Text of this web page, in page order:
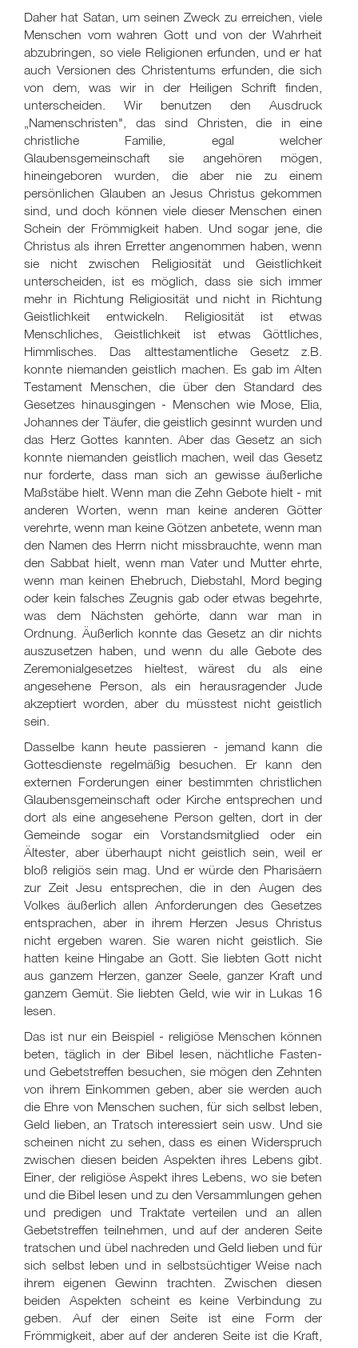
Daher hat Satan, um seinen Zweck zu erreichen, viele
Menschen vom wahren Gott und von der Wahrheit
abzubringen, so viele Religionen erfunden, und er hat
auch Versionen des Christentums erfunden, die sich
von dem, was wir in der Heiligen Schrift finden,
unterscheiden. Wir benutzen den Ausdruck
„Namenschristen", das sind Christen, die in eine
christliche Familie, egal welcher
Glaubensgemeinschaft sie angehören mögen,
hineingeboren wurden, die aber nie zu einem
persönlichen Glauben an Jesus Christus gekommen
sind, und doch können viele dieser Menschen einen
Schein der Frömmigkeit haben. Und sogar jene, die
Christus als ihren Erretter angenommen haben, wenn
sie nicht zwischen Religiosität und Geistlichkeit
unterscheiden, ist es möglich, dass sie sich immer
mehr in Richtung Religiosität und nicht in Richtung
Geistlichkeit entwickeln. Religiosität ist etwas
Menschliches, Geistlichkeit ist etwas Göttliches,
Himmlisches. Das alttestamentliche Gesetz z.B.
konnte niemanden geistlich machen. Es gab im Alten
Testament Menschen, die über den Standard des
Gesetzes hinausgingen - Menschen wie Mose, Elia,
Johannes der Täufer, die geistlich gesinnt wurden und
das Herz Gottes kannten. Aber das Gesetz an sich
konnte niemanden geistlich machen, weil das Gesetz
nur forderte, dass man sich an gewisse äußerliche
Maßstäbe hielt. Wenn man die Zehn Gebote hielt - mit
anderen Worten, wenn man keine anderen Götter
verehrte, wenn man keine Götzen anbetete, wenn man
den Namen des Herrn nicht missbrauchte, wenn man
den Sabbat hielt, wenn man Vater und Mutter ehrte,
wenn man keinen Ehebruch, Diebstahl, Mord beging
oder kein falsches Zeugnis gab oder etwas begehrte,
was dem Nächsten gehörte, dann war man in
Ordnung. Äußerlich konnte das Gesetz an dir nichts
auszusetzen haben, und wenn du alle Gebote des
Zeremonialgesetzes hieltest, wärest du als eine
angesehene Person, als ein herausragender Jude
akzeptiert worden, aber du müsstest nicht geistlich
sein.
Dasselbe kann heute passieren - jemand kann die
Gottesdienste regelmäßig besuchen. Er kann den
externen Forderungen einer bestimmten christlichen
Glaubensgemeinschaft oder Kirche entsprechen und
dort als eine angesehene Person gelten, dort in der
Gemeinde sogar ein Vorstandsmitglied oder ein
Ältester, aber überhaupt nicht geistlich sein, weil er
bloß religiös sein mag. Und er würde den Pharisäern
zur Zeit Jesu entsprechen, die in den Augen des
Volkes äußerlich allen Anforderungen des Gesetzes
entsprachen, aber in ihrem Herzen Jesus Christus
nicht ergeben waren. Sie waren nicht geistlich. Sie
hatten keine Hingabe an Gott. Sie liebten Gott nicht
aus ganzem Herzen, ganzer Seele, ganzer Kraft und
ganzem Gemüt. Sie liebten Geld, wie wir in Lukas 16
lesen.
Das ist nur ein Beispiel - religiöse Menschen können
beten, täglich in der Bibel lesen, nächtliche Fasten-
und Gebetstreffen besuchen, sie mögen den Zehnten
von ihrem Einkommen geben, aber sie werden auch
die Ehre von Menschen suchen, für sich selbst leben,
Geld lieben, an Tratsch interessiert sein usw. Und sie
scheinen nicht zu sehen, dass es einen Widerspruch
zwischen diesen beiden Aspekten ihres Lebens gibt.
Einer, der religiöse Aspekt ihres Lebens, wo sie beten
und die Bibel lesen und zu den Versammlungen gehen
und predigen und Traktate verteilen und an allen
Gebetstreffen teilnehmen, und auf der anderen Seite
tratschen und übel nachreden und Geld lieben und für
sich selbst leben und in selbstsüchtiger Weise nach
ihrem eigenen Gewinn trachten. Zwischen diesen
beiden Aspekten scheint es keine Verbindung zu
geben. Auf der einen Seite ist eine Form der
Frömmigkeit, aber auf der anderen Seite ist die Kraft,